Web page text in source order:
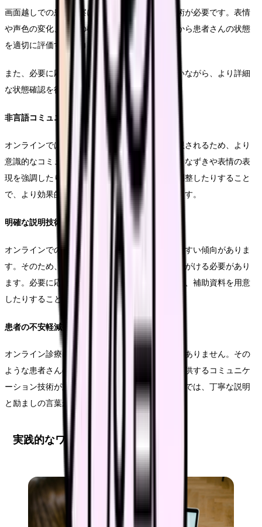
画面越しでの患者観察には、特別な注意力と技術が必要です。表情
や声色の変化、背景の様子など、限られた情報から患者さんの状態
を適切に評価する能力を磨くことが重要です。
また、必要に応じて、患者さんに協力してもらいながら、より詳細
な状態確認を行う技術も習得します。
非言語コミュニケーションの活用
オンラインでは非言語コミュニケーションが制限されるため、より
意識的なコミュニケーション技術が必要です。うなずきや表情の表
現を強調したり、声のトーンや話すスピードを調整したりすること
で、より効果的なコミュニケーションを実現します。
明確な説明技術
オンラインでの説明は、対面よりも誤解が生じやすい傾向がありま
す。そのため、より簡潔で分かりやすい説明を心がける必要があり
ます。必要に応じて、画面共有機能を活用したり、補助資料を用意
したりすることで、理解を促進します。
患者の不安軽減技術
オンライン診療に不安を感じる患者さんも少なくありません。その
ような患者さんの気持ちに寄り添い、安心感を提供するコミュニケ
ーション技術が重要です。特に初めての遠隔診療では、丁寧な説明
と励ましの言葉かけを心がけましょう。
実践的なワークフロー例